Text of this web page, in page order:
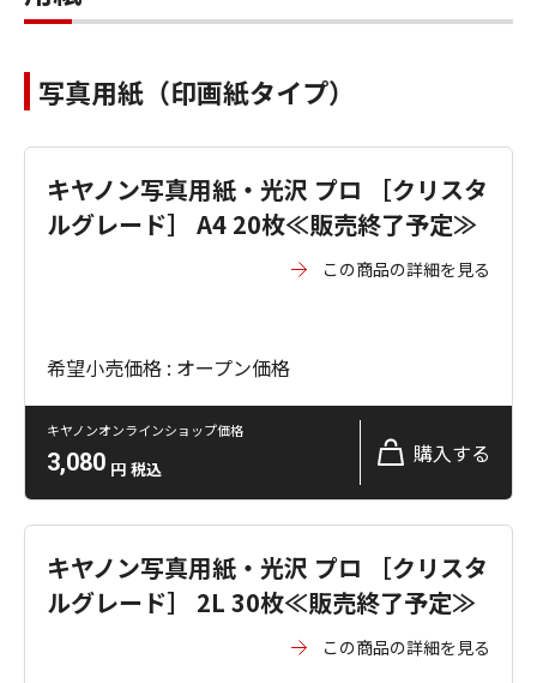
写真用紙（印画紙タイプ）
キヤノン写真用紙・光沢 プロ ［クリスタ
ルグレード］ A4 20枚≪販売終了予定≫
この商品の詳細を見る
希望小売価格 : オープン価格
キヤノンオンラインショップ価格
3,080 円 税込
購入する
キヤノン写真用紙・光沢 プロ ［クリスタ
ルグレード］ 2L 30枚≪販売終了予定≫
この商品の詳細を見る